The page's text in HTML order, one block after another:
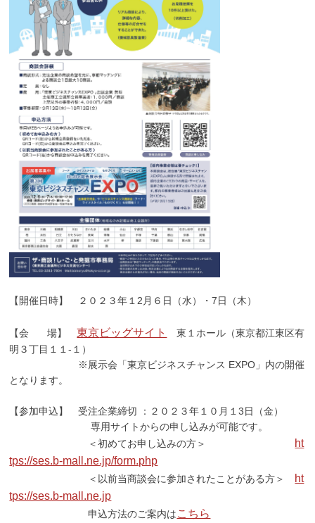
【開催日時】 ２０２３年１2月６日（水）・7日（木）
【会 場】東京ビッグサイト
東１ホール（東京都江東区有
明３丁目１１-１）
※展示会「東京ビジネスチャンス EXPO」内の開催
となります。
【参加申込】 受注企業締切 ：２０２３年１０月１3日（金）
専用サイトからの申し込みが可能です。
＜初めてお申し込みの方＞ ht
tps://ses.b-mall.ne.jp/form.php
＜以前当商談会に参加されたことがある方＞ ht
tps://ses.b-mall.ne.jp
申込方法のご案内はこちら